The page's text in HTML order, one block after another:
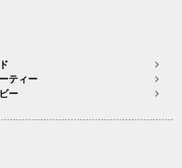
ティー
ー